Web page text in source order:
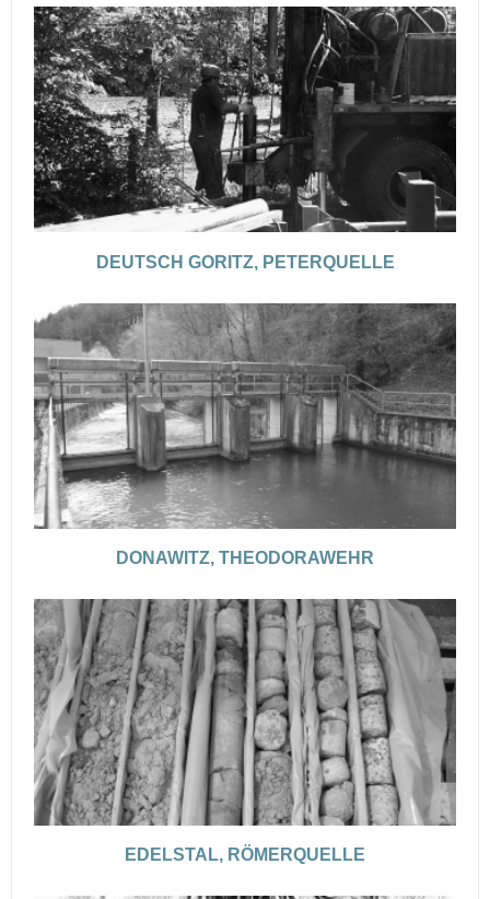
DEUTSCH GORITZ, PETERQUELLE
DONAWITZ, THEODORAWEHR
EDELSTAL, RÖMERQUELLE